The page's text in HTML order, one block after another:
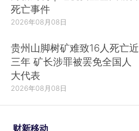
死亡事件
2026年08月08日
贵州山脚树矿难致16人死亡近
三年 矿长涉罪被罢免全国人
大代表
2026年08月08日
财新移动